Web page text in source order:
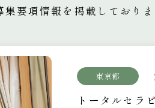
要項情報を掲載しておりま
東京都
トータルセラ